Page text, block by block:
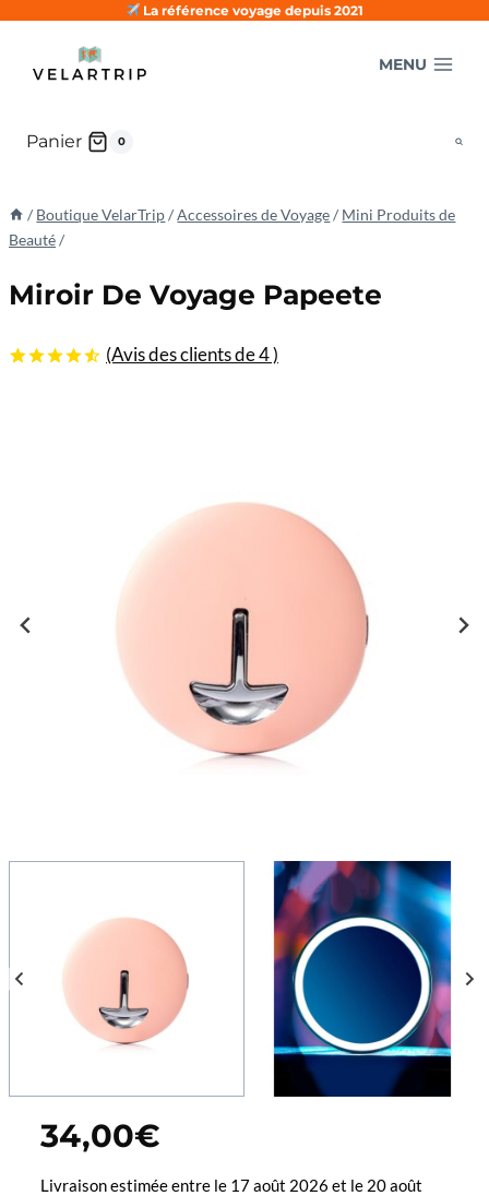
contenu
La référence voyage depuis 2021
MENU
Panier 0
/ Boutique VelarTrip / Accessoires de Voyage / Mini Produits de
Beauté/
Miroir De Voyage Papeete
(Avis des clients de4)
34,00€
Livraison estimée entre le 17 août 2026 et le 20 août